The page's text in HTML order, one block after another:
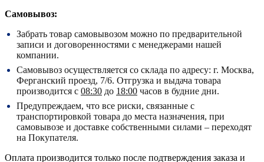
Самовывоз:
Забрать товар самовывозом можно по предварительной
записи и договоренностями с менеджерами нашей
компании.
Самовывоз осуществляется со склада по адресу: г. Москва,
Ферганский проезд, 7/6. Отгрузка и выдача товара
производится с 08:30 до 18:00 часов в будние дни.
Предупреждаем, что все риски, связанные с
транспортировкой товара до места назначения, при
самовывозе и доставке собственными силами – переходят
на Покупателя.
Оплата производится только после подтверждения заказа и